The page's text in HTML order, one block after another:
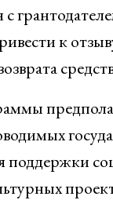
с
к
поддержки